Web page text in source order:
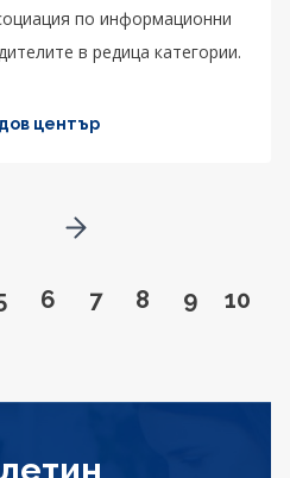
по информационни
в редица категории.
център
pageto page
Go to page
6 Go to page
7 Go to page
8 Go to
9 Go
10
Go to next page